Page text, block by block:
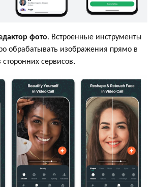
фото. Встроенные инструменты
обрабатывать изображения прямо в
сервисов.